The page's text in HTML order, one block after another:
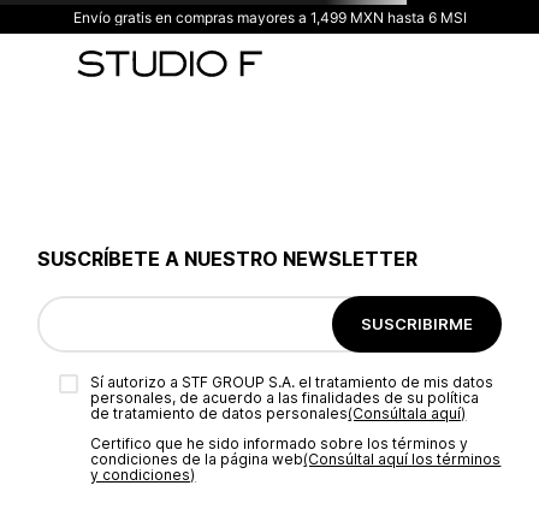
Envío gratis en compras mayores a 1,499 MXN hasta 6 MSI
SUSCRÍBETE A NUESTRO NEWSLETTER
SUSCRIBIRME
Sí autorizo a STF GROUP S.A. el tratamiento de mis datos
personales, de acuerdo a las finalidades de su política
de tratamiento de datos personales‎(Consúltala aquí)
Certifico que he sido informado sobre los términos y
condiciones de la página web‎(Consúltal aquí los términos
y condiciones)